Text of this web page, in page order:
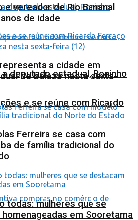
deputado estadual, Roninho
e se reúne com Ricardo
e vereador de Rio Bananal
de idade
a cidade em
de beleza nesta sexta-
Ferreira se casa com
de família tradicional do
todas: mulheres que se
em Sooretama